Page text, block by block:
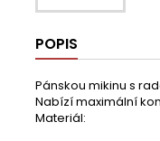
POPIS
Pánskou mikinu s
Nabízí maximální
Materiál: